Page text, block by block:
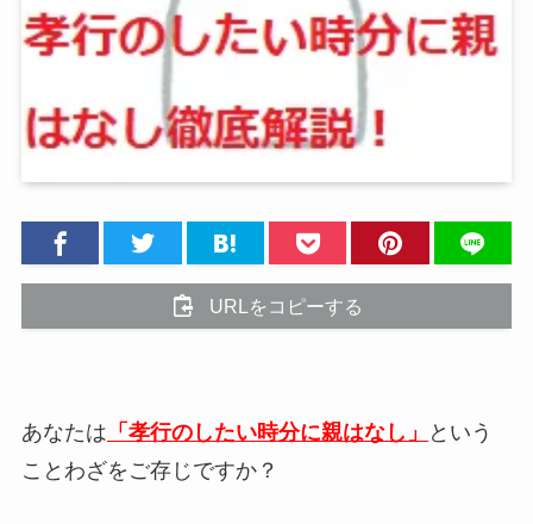
URLをコピーする
あなたは 「孝行のしたい時分に親はなし」
という
ことわざをご存じですか？